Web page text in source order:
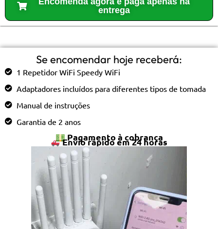
entrega
Se encomendar hoje receberá:
1 Repetidor WiFi Speedy WiFi
Adaptadores incluídos para diferentes tipos de tomada
Manual de instruções
Garantia de 2 anos
Pagamento à cobrança
Envio rápido em 24 horas